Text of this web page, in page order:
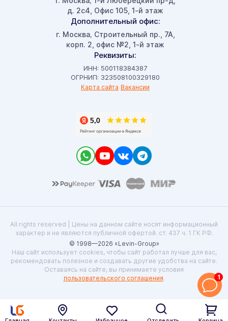
д. 2с4, Офис 105, 1-й этаж
Дополнительный офис:
г. Москва, Строительный пр., 7А,
корп. 2, офис №2, 1-й этаж
Реквизиты:
ИНН: 500118384387
ОГРНИП: 323508100329180
Карта сайта Вакансии
All rights reserved | Цены на данном сайте носят информационный
характер и не являются публичной офертой. ст. 437 ч. 1 ГК РФ.
© 1998—2026 «Levin-Group»
Наш сайт использует cookies, чтобы сайт работал лучше для вас,
рекомендовать полезное и создавать другие удобства на сайте.
Оставаясь на сайте, вы принимаете условия
пользовательского соглашения. 1